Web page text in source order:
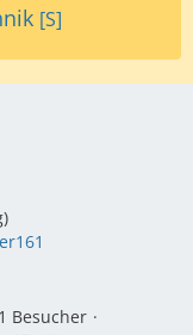
[S]
Besucher